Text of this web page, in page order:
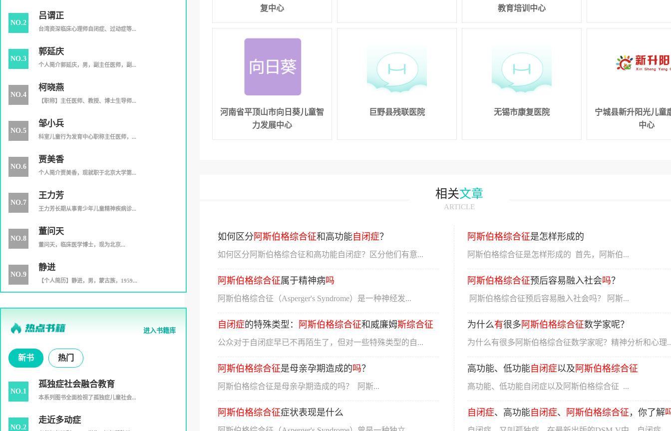
NO.2
吕谓正
台湾资深临床心理师自闭症、过动症等...
NO.3
郭延庆
个人简介郭延庆，男，副主任医师，副...
NO.4
柯晓燕
【职称】主任医师、教授、博士生导师...
NO.5
邹小兵
科室儿童行为发育中心职称主任医师，...
NO.6
贾美香
个人简介贾美香，现就职于北京大学第...
NO.7
王力芳
王力芳长期从事青少年儿童精神疾病诊...
NO.8
董问天
​董问天，临床医学博士，现为北京...
NO.9
静进
【个人简历】静进，男，蒙古族，1959...
进入书籍库
新书 热门
NO.1
孤独症社会融合教育
本系列图书全面检视了孤独症儿童社会...
NO.2
走近多动症
复中心
教育培训中心
河南省平顶山市向日葵儿童智
力发展中心
巨野县残联医院 无锡市康复医院
宁城县新升阳光儿童
中心
相关文章
ARTICLE
如何区分 阿 斯伯格综合征和高功能 自闭症？
如何区分阿斯伯格综合征和高功能自闭症？区分他们有意...
阿 斯伯格综合征属于精神病吗
阿斯伯格综合征（Asperger's Syndrome）是一种神经发...
自闭症的特殊类型： 阿 斯伯格综合征和威廉姆斯综合征
公众对于自闭症早已不再陌生了，但对一些特殊类型的自...
阿 斯伯格综合征是母亲孕期造成的吗？
阿斯伯格综合征是母亲孕期造成的吗？ 阿斯...
阿 斯伯格综合征症状表现是什么
阿 斯伯格综合征是怎样形成的
阿斯伯格综合征是怎样形成的 首先，阿斯伯...
阿 斯伯格综合征预后容易融入社会吗？
阿斯伯格综合征预后容易融入社会吗？ 阿斯...
为什么有很多 阿 斯伯格综合征数学家呢？
为什么有很多阿斯伯格综合征数学家呢？精神分析和心理
高功能、低功能 自闭症以及 阿 斯伯格综合征
高功能、低功能自闭症以及阿斯伯格综合征 ...
自闭症、高功能 自闭症、 阿 斯伯格综合征 ，你了解